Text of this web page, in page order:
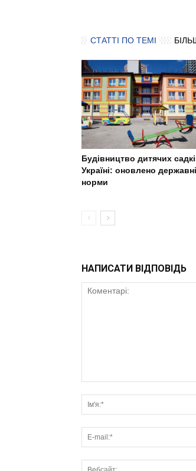
СТАТТІ ПО ТЕМІ
Будівництво дитячих
Україні: оновлено державні
норми
НАПИСАТИ ВІДПОВІДЬ